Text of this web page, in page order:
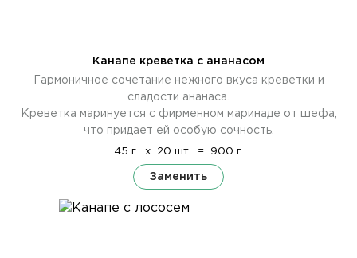
Канапе креветка с ананасом
Гармоничное сочетание нежного вкуса креветки и
сладости ананаса.
Креветка маринуется с фирменном маринаде от шефа,
что придает ей особую сочность.
45 г. x 20 шт. = 900 г.
Заменить